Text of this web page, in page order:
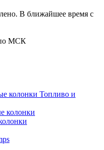
В ближайшее время с
МСК
Топливо и